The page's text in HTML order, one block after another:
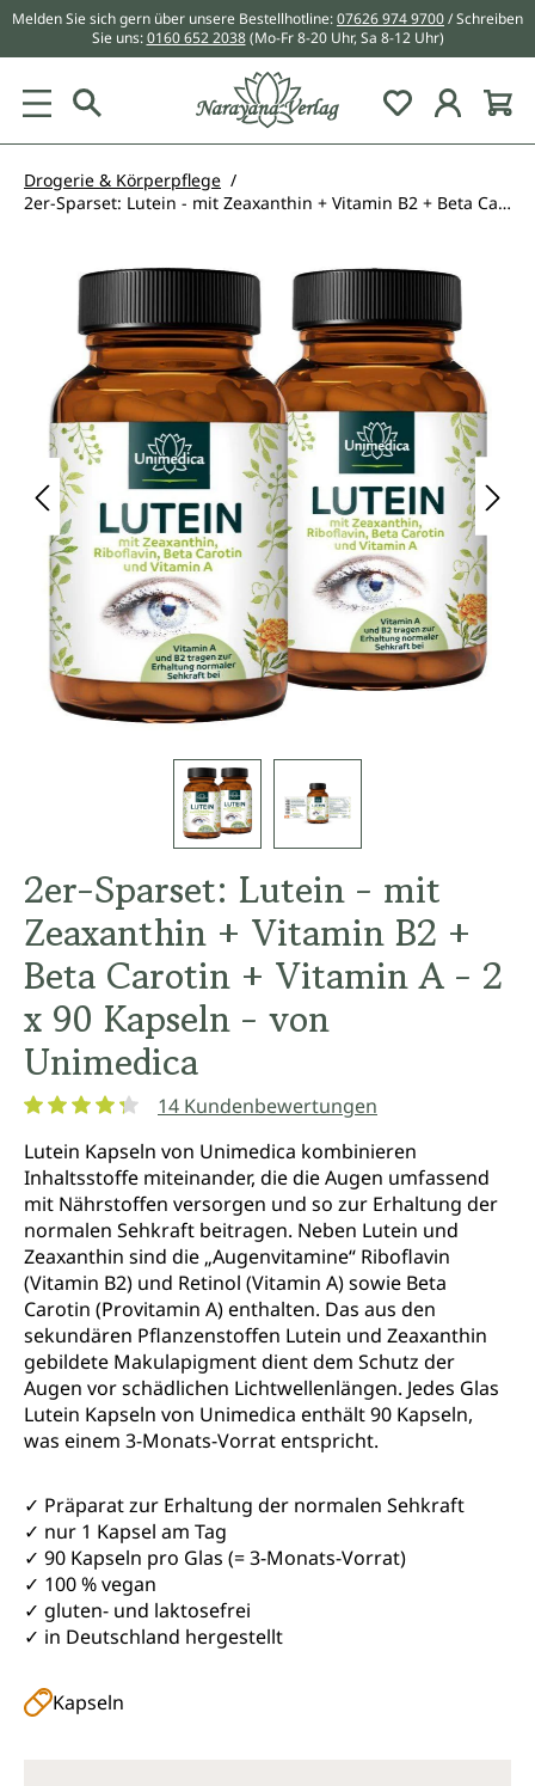
springen
Melden Sie sich gern über unsere Bestellhotline:07626 974 9700/ Schreiben
Sie uns:0160 652 2038 (Mo-Fr 8-20 Uhr, Sa 8-12 Uhr)
Du hast 0
Drogerie & Körperpflege
2er-Sparset: Lutein - mit Zeaxanthin + Vitamin B2 + Beta Carotin + Vitamin A - 2 x 90 Kapseln - von Unimedica
Bildergalerie überspringen
2er-Sparset: Lutein - mit
Zeaxanthin + Vitamin B2 +
Beta Carotin + Vitamin A - 2
x 90 Kapseln - von
Unimedica
14 Kundenbewertungen
Lutein Kapseln von Unimedica kombinieren
Inhaltsstoffe miteinander, die die Augen umfassend
mit Nährstoffen versorgen und so zur Erhaltung der
normalen Sehkraft beitragen. Neben Lutein und
Zeaxanthin sind die „Augenvitamine“ Riboflavin
(Vitamin B2) und Retinol (Vitamin A) sowie Beta
Carotin (Provitamin A) enthalten. Das aus den
sekundären Pflanzenstoffen Lutein und Zeaxanthin
gebildete Makulapigment dient dem Schutz der
Augen vor schädlichen Lichtwellenlängen. Jedes Glas
Lutein Kapseln von Unimedica enthält 90 Kapseln,
was einem 3-Monats-Vorrat entspricht.
✓ Präparat zur Erhaltung der normalen Sehkraft
✓ nur 1 Kapsel am Tag
✓ 90 Kapseln pro Glas (= 3-Monats-Vorrat)
✓ 100 % vegan
✓ gluten- und laktosefrei
✓ in Deutschland hergestellt
Kapseln